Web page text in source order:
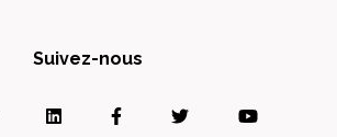
Suivez-nous